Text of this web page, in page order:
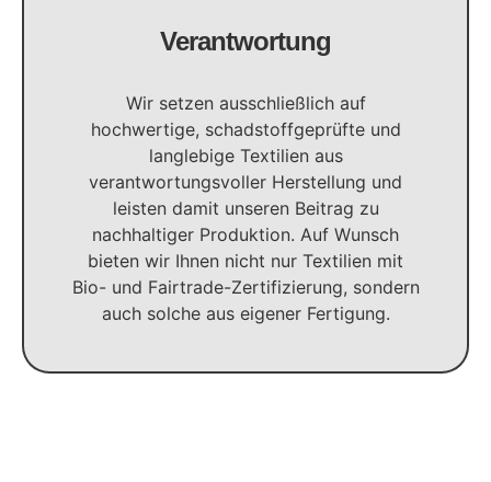
Verantwortung
Wir setzen ausschließlich auf
hochwertige, schadstoffgeprüfte und
langlebige Textilien aus
verantwortungsvoller Herstellung und
leisten damit unseren Beitrag zu
nachhaltiger Produktion. Auf Wunsch
bieten wir Ihnen nicht nur Textilien mit
Bio- und Fairtrade-Zertifizierung, sondern
auch solche aus eigener Fertigung.